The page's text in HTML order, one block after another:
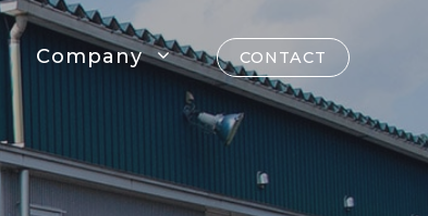
Company CONTACT